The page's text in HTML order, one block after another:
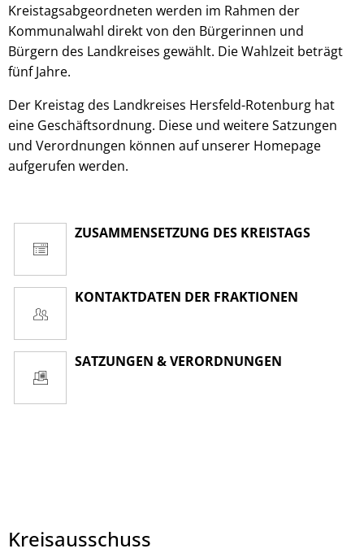
Kreistagsabgeordneten werden im Rahmen der
Kommunalwahl direkt von den Bürgerinnen und
Bürgern des Landkreises gewählt. Die Wahlzeit beträgt
fünf Jahre.
Der Kreistag des Landkreises Hersfeld-Rotenburg hat
eine Geschäftsordnung. Diese und weitere Satzungen
und Verordnungen können auf unserer Homepage
aufgerufen werden.
ZUSAMMENSETZUNG DES KREISTAGS
KONTAKTDATEN DER FRAKTIONEN
SATZUNGEN & VERORDNUNGEN
Kreisausschuss